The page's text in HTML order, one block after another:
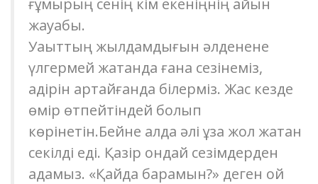
жауабы.
Уақыттың жылдамдығын әлденене
үлгермей жатқанда ғана сезінеміз,
қадірін қартайғанда білерміз. Жас кезде
өмір өтпейтіндей болып
көрінетін.Бейне алда әлі ұзақ жол жатқан
секілді еді. Қазір ондай сезімдерден
адамыз. «Қайда барамын?» деген ой